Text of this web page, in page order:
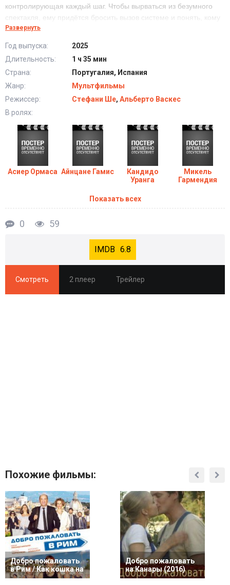
контролирующая каждый шаг. Чтобы вырваться из безумного
спектакля, ему придётся бросить вызов системе и понять, кому
можно доверять. Но сможет ли маленькая мышь разрушить
Развернуть
Год выпуска:
2025
Длительность:
1 ч 35 мин
Страна:
Португалия, Испания
Жанр:
Мультфильмы
Режиссер:
Стефани Ше, Альберто Васкес
В ролях:
Асиер Ормаса Айнцане Гамис
Кандидо
Уранга
Микель
Гармендия
Показать всех
0 59
6.8
Смотреть 2 плеер Трейлер
Похожие фильмы:
Добро пожаловать
в Рим / Как кошка на
Добро пожаловать
на Канары (2016)